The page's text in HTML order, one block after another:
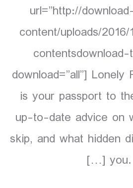
url=”http://
content/uploads/
contentsdownload-
download=”all”]
is your passport to
up-to-date advice on
skip, and what hidden
you.